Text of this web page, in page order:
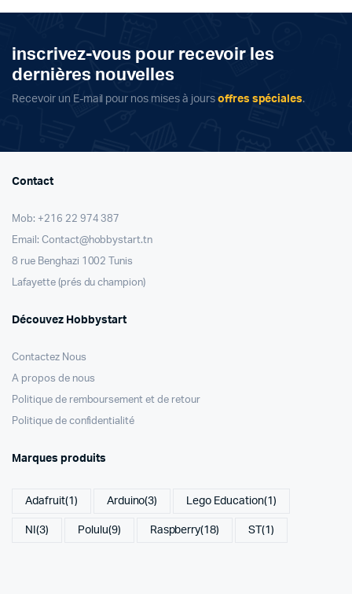
inscrivez-vous pour recevoir les
dernières nouvelles
Recevoir un E-mail pour nos mises à jours offres spéciales.
Contact
Mob: +216 22 974 387
Email: Contact@hobbystart.tn
8 rue Benghazi 1002 Tunis
Lafayette (prés du champion)
Découvez Hobbystart
Contactez Nous
A propos de nous
Politique de remboursement et de retour
Politique de confidentialité
Marques produits
Adafruit(1) Arduino(3) Lego Education(1)
NI (3) Polulu(9) Raspberry(18) ST(1)